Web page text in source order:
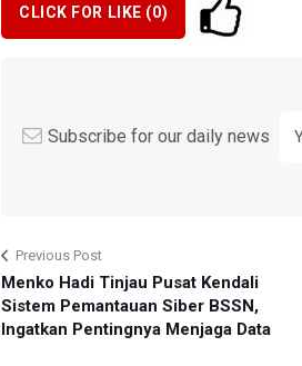
CLICK FOR LIKE (0)
Subscribe for our daily news
Previous Post
Menko Hadi Tinjau Pusat Kendali
Sistem Pemantauan Siber BSSN,
Ingatkan Pentingnya Menjaga Data